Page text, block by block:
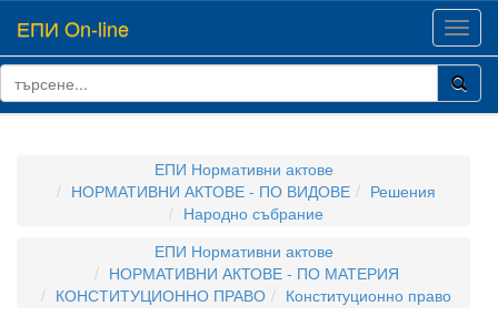
ЕПИ On-line
ЕПИ Нормативни актове
НОРМАТИВНИ АКТОВЕ - ПО ВИДОВЕ
Решения
Народно събрание
ЕПИ Нормативни актове
НОРМАТИВНИ АКТОВЕ - ПО МАТЕРИЯ
КОНСТИТУЦИОННО ПРАВО
Конституционно право